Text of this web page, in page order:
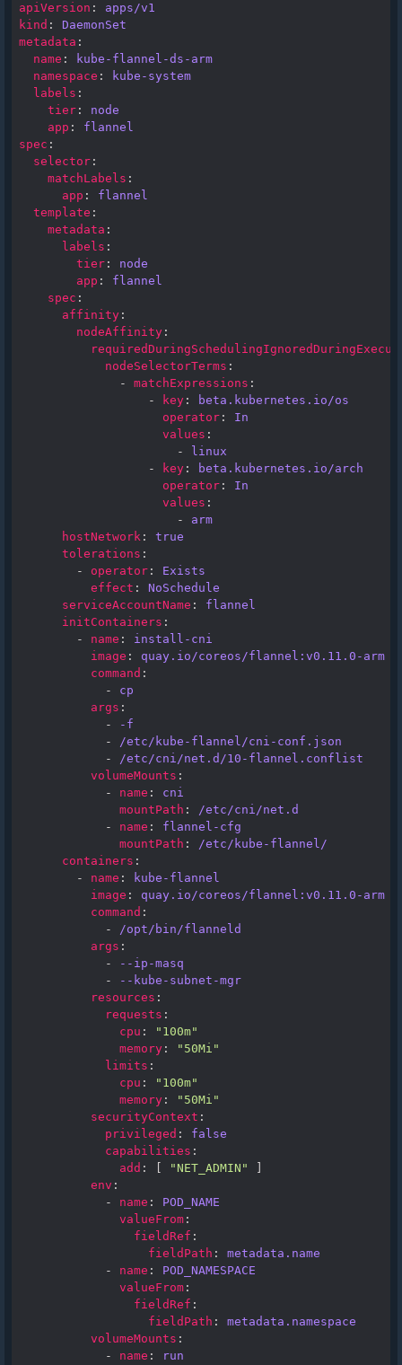
apiVersion :
apps/v1
kind :
DaemonSet
metadata :
name :
kube-flannel-ds-arm
namespace :
kube-system
labels :
tier :
node
app :
flannel
spec :
selector :
matchLabels :
app :
flannel
template :
metadata :
labels :
tier :
node
app :
flannel
spec :
affinity :
nodeAffinity :
nodeSelectorTerms :
-
matchExpressions :
-
key :
beta.kubernetes.io/os
operator :
In
values :
-
linux
-
key :
beta.kubernetes.io/arch
operator :
In
values :
-
arm
hostNetwork :
true
tolerations :
-
operator :
Exists
effect :
NoSchedule
serviceAccountName :
flannel
initContainers :
-
name :
install-cni
image :
quay.io/coreos/flannel:v0.11.0-arm
command :
-
cp
args :
-
-f
-
/etc/kube-flannel/cni-conf.json
-
/etc/cni/net.d/10-flannel.conflist
volumeMounts :
-
name :
cni
mountPath :
/etc/cni/net.d
-
name :
flannel-cfg
mountPath :
/etc/kube-flannel/
containers :
-
name :
kube-flannel
image :
quay.io/coreos/flannel:v0.11.0-arm
command :
-
/opt/bin/flanneld
args :
-
--ip-masq
-
--kube-subnet-mgr
resources :
requests :
cpu :
"100m"
memory :
"50Mi"
limits :
cpu :
"100m"
memory :
"50Mi"
securityContext :
privileged :
false
capabilities :
add : "NET_ADMIN"
env :
-
name :
POD_NAME
valueFrom :
fieldRef :
fieldPath :
metadata.name
-
name :
POD_NAMESPACE
valueFrom :
fieldRef :
fieldPath :
metadata.namespace
volumeMounts :
-
name :
run